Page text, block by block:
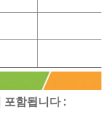
포함됩니다 :